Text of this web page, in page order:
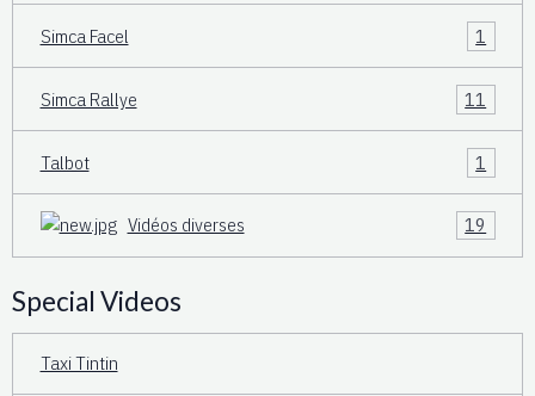
Simca Facel 1
Simca Rallye 11
Talbot 1
Vidéos diverses 19
Special Videos
Taxi Tintin